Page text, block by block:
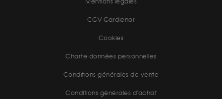
Mentions légales
CGV Gardienor
Cookies
Charte données personnelles
Conditions générales de vente
Conditions générales d'achat